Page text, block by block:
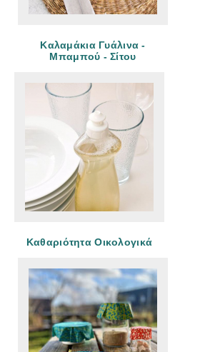
Καλαμάκια Γυάλινα -
Μπαμπού - Σίτου
Καθαριότητα Οικολογικά